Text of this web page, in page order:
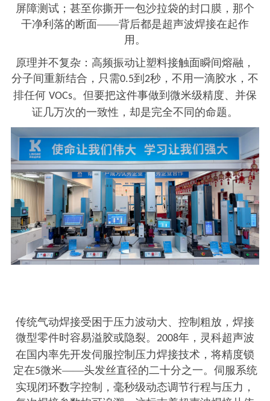
屏障测试；甚至你撕开一包沙拉袋的封口膜，那个
干净利落的断面——背后都是超声波焊接在起作
用。
原理并不复杂：高频振动让塑料接触面瞬间熔融，
分子间重新结合，只需0.5到 2秒，不用一滴胶水，不
排任何 VOCs。但要把这件事做到微米级精度、并保
证几万次的一致性，却是完全不同的命题。
传统气动焊接受困于压力波动大、控制粗放，焊接
微型零件时容易溢胶或隐裂。 2008年，灵科超声波
在国内率先开发伺服控制压力焊接技术，将精度锁
定在5微米——头发丝直径的二十分之一。伺服系统
实现闭环数字控制，毫秒级动态调节行程与压力，